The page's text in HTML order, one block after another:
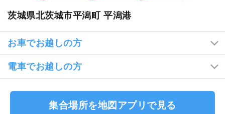
茨城県北茨城市平潟町 平潟港
お車でお越しの方
電車でお越しの方
集合場所を地図アプリで見る